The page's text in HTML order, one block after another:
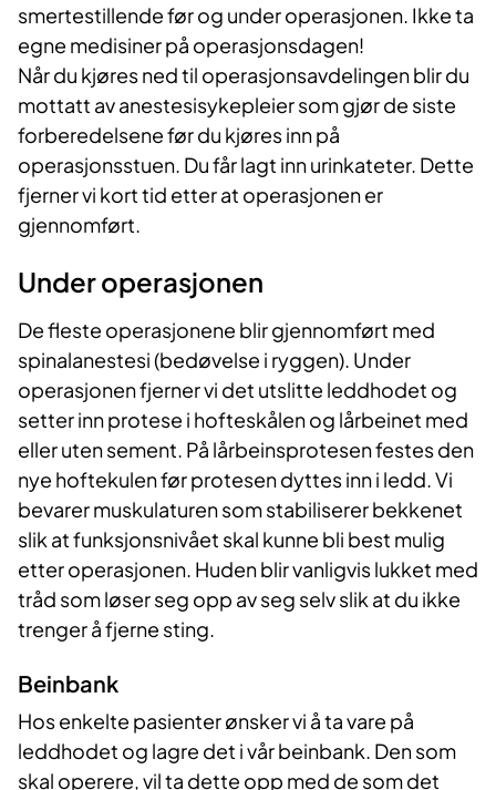
smertestillende før og under operasjonen. Ikke ta
egne medisiner på operasjonsdagen!
Når du kjøres ned til operasjonsavdelingen blir du
mottatt av anestesisykepleier som gjør de siste
forberedelsene før du kjøres inn på
operasjonsstuen. Du får lagt inn urinkateter. Dette
fjerner vi kort tid etter at operasjonen er
gjennomført.
Under operasjonen
De fleste operasjonene blir gjennomført med
spinalanestesi (bedøvelse i ryggen). Under
operasjonen fjerner vi det utslitte leddhodet og
setter inn protese i hofteskålen og lårbeinet med
eller uten sement. På lårbeinsprotesen festes den
nye hoftekulen før protesen dyttes inn i ledd. Vi
bevarer muskulaturen som stabiliserer bekkenet
slik at funksjonsnivået skal kunne bli best mulig
etter operasjonen. Huden blir vanligvis lukket med
tråd som løser seg opp av seg selv slik at du ikke
trenger å fjerne sting.
Beinbank
Hos enkelte pasienter ønsker vi å ta vare på
leddhodet og lagre det i vår beinbank. Den som
skal operere, vil ta dette opp med de som det